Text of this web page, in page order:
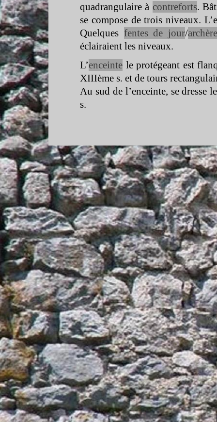
quadrangulaire à contreforts.
se compose de trois niveaux.
Quelques fentes de jour/
éclairaient les niveaux.
L’enceinte le protégeant est
XIIIème s. et de tours
Au sud de l’enceinte, se
s.